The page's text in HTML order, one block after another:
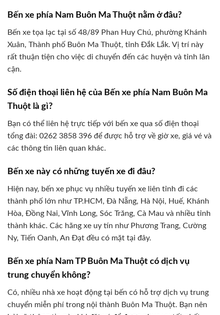
Bến xe phía Nam Buôn Ma Thuột nằm ở đâu?
Bến xe tọa lạc tại số 48/89 Phan Huy Chú, phường Khánh
Xuân, Thành phố Buôn Ma Thuột, tỉnh Đắk Lắk. Vị trí này
rất thuận tiện cho việc di chuyển đến các huyện và tỉnh lân
cận.
Số điện thoại liên hệ của Bến xe phía Nam Buôn Ma
Thuột là gì?
Bạn có thể liên hệ trực tiếp với bến xe qua số điện thoại
tổng đài: 0262 3858 396 để được hỗ trợ về giờ xe, giá vé và
các thông tin liên quan khác.
Bến xe này có những tuyến xe đi đâu?
Hiện nay, bến xe phục vụ nhiều tuyến xe liên tỉnh đi các
thành phố lớn như TP.HCM, Đà Nẵng, Hà Nội, Huế, Khánh
Hòa, Đồng Nai, Vĩnh Long, Sóc Trăng, Cà Mau và nhiều tỉnh
thành khác. Các hãng xe uy tín như Phương Trang, Cường
Ny, Tiến Oanh, An Đạt đều có mặt tại đây.
Bến xe phía Nam TP Buôn Ma Thuột có dịch vụ
trung chuyển không?
Có, nhiều nhà xe hoạt động tại bến có hỗ trợ dịch vụ trung
chuyển miễn phí trong nội thành Buôn Ma Thuột. Bạn nên